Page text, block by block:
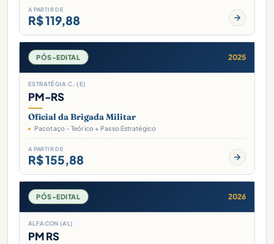
A PARTIR DE
R$ 119,88
PÓS-EDITAL 2025
ESTRATÉGIA C. (E)
PM-RS
Oficial da Brigada Militar
Pacotaço - Teórico + Passo Estratégico
A PARTIR DE
R$ 155,88
PÓS-EDITAL 2026
ALFACON (AL)
PM RS